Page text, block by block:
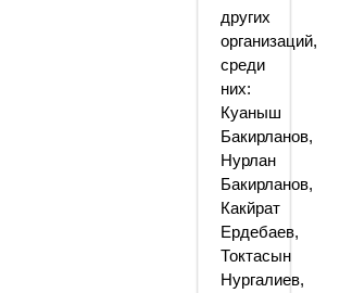
других
организаций,
среди
них:
Куаныш
Бакирланов,
Нурлан
Бакирланов,
Какйрат
Ердебаев,
Токтасын
Нургалиев,